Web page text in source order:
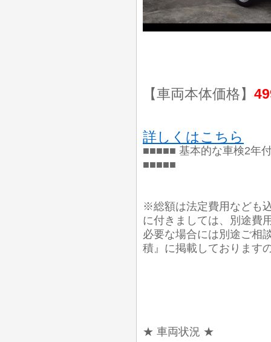
【車両本体価格】
詳しくはこちら
■■■■■ 基本的な車検2年
■■■■■
※総額は法定費用なども
に付きましては、別途費
必要な場合には別途ご相
積』に掲載しております
★ 車両状況 ★